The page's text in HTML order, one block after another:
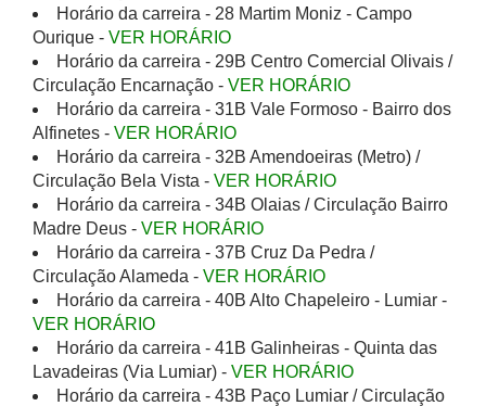
Horário da carreira - 28 Martim Moniz - Campo
Ourique - VER HORÁRIO
Horário da carreira - 29B Centro Comercial Olivais /
Circulação Encarnação - VER HORÁRIO
Horário da carreira - 31B Vale Formoso - Bairro dos
Alfinetes - VER HORÁRIO
Horário da carreira - 32B Amendoeiras (Metro) /
Circulação Bela Vista - VER HORÁRIO
Horário da carreira - 34B Olaias / Circulação Bairro
Madre Deus - VER HORÁRIO
Horário da carreira - 37B Cruz Da Pedra /
Circulação Alameda - VER HORÁRIO
Horário da carreira - 40B Alto Chapeleiro - Lumiar -
VER HORÁRIO
Horário da carreira - 41B Galinheiras - Quinta das
Lavadeiras (Via Lumiar) - VER HORÁRIO
Horário da carreira - 43B Paço Lumiar / Circulação